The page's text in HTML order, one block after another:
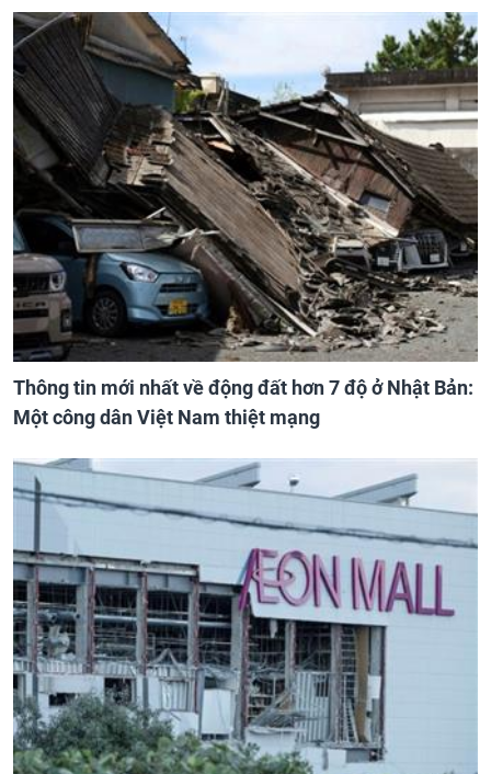
Thông tin mới nhất về động đất hơn 7 độ ở Nhật Bản:
Một công dân Việt Nam thiệt mạng